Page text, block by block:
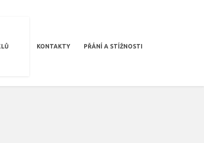
KONTAKTY PŘÁNÍ A STÍŽNOSTI